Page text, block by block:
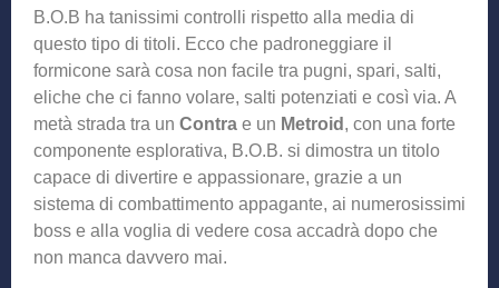
B.O.B ha tanissimi controlli rispetto alla media di
questo tipo di titoli. Ecco che padroneggiare il
formicone sarà cosa non facile tra pugni, spari, salti,
eliche che ci fanno volare, salti potenziati e così via. A
metà strada tra un Contra e un Metroid , con una forte
componente esplorativa, B.O.B. si dimostra un titolo
capace di divertire e appassionare, grazie a un
sistema di combattimento appagante, ai numerosissimi
boss e alla voglia di vedere cosa accadrà dopo che
non manca davvero mai.